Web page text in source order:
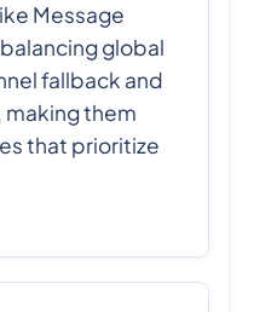
Message
global
fallback and
them
that prioritize